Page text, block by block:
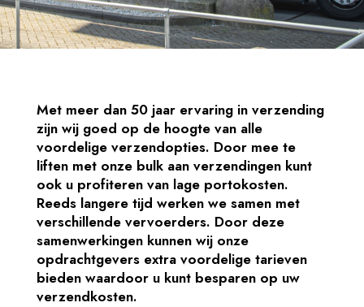
Met meer dan 50 jaar ervaring in verzending
zijn wij goed op de hoogte van alle
voordelige verzendopties. Door mee te
liften met onze bulk aan verzendingen kunt
ook u profiteren van lage portokosten.
Reeds langere tijd werken we samen met
verschillende vervoerders. Door deze
samenwerkingen kunnen wij onze
opdrachtgevers extra voordelige tarieven
bieden waardoor u kunt besparen op uw
verzendkosten.